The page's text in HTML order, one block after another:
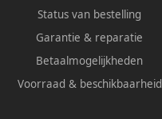
Status van bestelling
Garantie & reparatie
Betaalmogelijkheden
Voorraad & beschikbaarheid